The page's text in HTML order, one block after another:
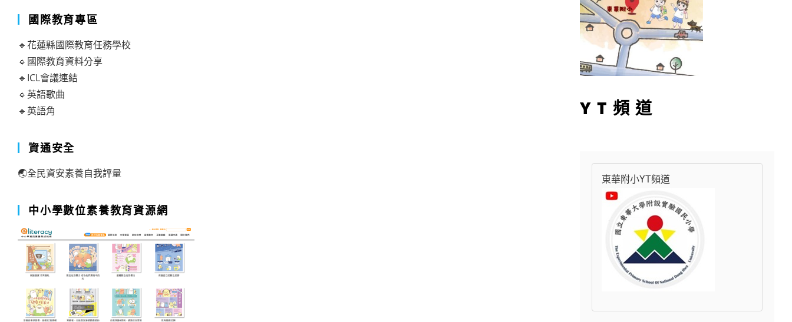
國際教育專區
🔹花蓮縣國際教育任務學校
🔹國際教育資料分享
🔹ICL會議連結
🔹英語歌曲
🔹英語角
資通安全
🌏全民資安素養自我評量
中小學數位素養教育資源網
YT頻道
東華附小YT頻道